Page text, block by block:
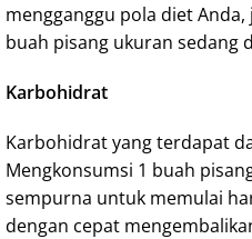
mengganggu pola diet
buah pisang ukuran sedang
Karbohidrat
Karbohidrat yang terdapat
Mengkonsumsi 1 buah
sempurna untuk memulai
dengan cepat